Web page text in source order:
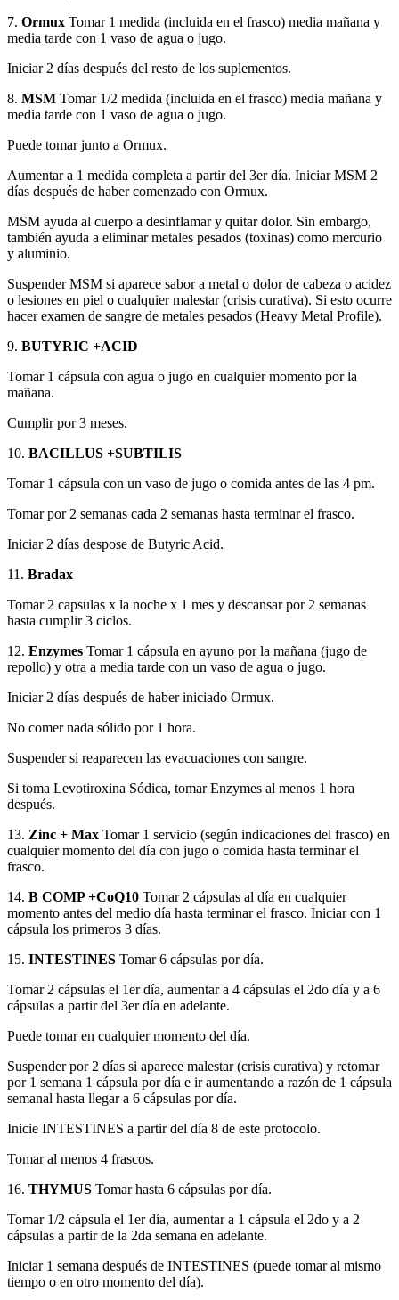
7. Ormux Tomar 1 medida (incluida en el frasco) media mañana y
media tarde con 1 vaso de agua o jugo.
Iniciar 2 días después del resto de los suplementos.
8. MSM Tomar 1/2 medida (incluida en el frasco) media mañana y
media tarde con 1 vaso de agua o jugo.
Puede tomar junto a Ormux.
Aumentar a 1 medida completa a partir del 3er día. Iniciar MSM 2
días después de haber comenzado con Ormux.
MSM ayuda al cuerpo a desinflamar y quitar dolor. Sin embargo,
también ayuda a eliminar metales pesados (toxinas) como mercurio
y aluminio.
Suspender MSM si aparece sabor a metal o dolor de cabeza o acidez
o lesiones en piel o cualquier malestar (crisis curativa). Si esto ocurre
hacer examen de sangre de metales pesados (Heavy Metal Profile).
9. BUTYRIC +ACID
Tomar 1 cápsula con agua o jugo en cualquier momento por la
mañana.
Cumplir por 3 meses.
10. BACILLUS +SUBTILIS
Tomar 1 cápsula con un vaso de jugo o comida antes de las 4 pm.
Tomar por 2 semanas cada 2 semanas hasta terminar el frasco.
Iniciar 2 días despose de Butyric Acid.
11. Bradax
Tomar 2 capsulas x la noche x 1 mes y descansar por 2 semanas
hasta cumplir 3 ciclos.
12. Enzymes Tomar 1 cápsula en ayuno por la mañana (jugo de
repollo) y otra a media tarde con un vaso de agua o jugo.
Iniciar 2 días después de haber iniciado Ormux.
No comer nada sólido por 1 hora.
Suspender si reaparecen las evacuaciones con sangre.
Si toma Levotiroxina Sódica, tomar Enzymes al menos 1 hora
después.
13. Zinc + Max Tomar 1 servicio (según indicaciones del frasco) en
cualquier momento del día con jugo o comida hasta terminar el
frasco.
14. B COMP +CoQ10 Tomar 2 cápsulas al día en cualquier
momento antes del medio día hasta terminar el frasco. Iniciar con 1
cápsula los primeros 3 días.
15. INTESTINES Tomar 6 cápsulas por día.
Tomar 2 cápsulas el 1er día, aumentar a 4 cápsulas el 2do día y a 6
cápsulas a partir del 3er día en adelante.
Puede tomar en cualquier momento del día.
Suspender por 2 días si aparece malestar (crisis curativa) y retomar
por 1 semana 1 cápsula por día e ir aumentando a razón de 1 cápsula
semanal hasta llegar a 6 cápsulas por día.
Inicie INTESTINES a partir del día 8 de este protocolo.
Tomar al menos 4 frascos.
16. THYMUS Tomar hasta 6 cápsulas por día.
Tomar 1/2 cápsula el 1er día, aumentar a 1 cápsula el 2do y a 2
cápsulas a partir de la 2da semana en adelante.
Iniciar 1 semana después de INTESTINES (puede tomar al mismo
tiempo o en otro momento del día).